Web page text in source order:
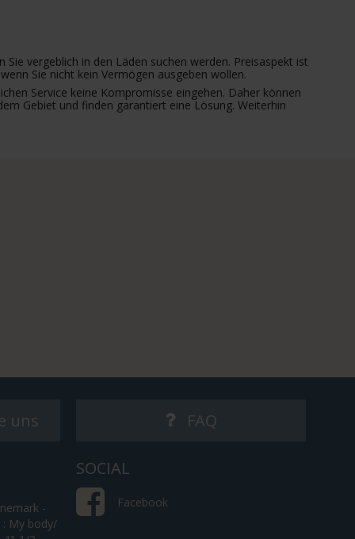
vergeblich in den Läden suchen werden. Preisaspekt ist
Sie nicht kein Vermögen ausgeben wollen.
Service keine Kompromisse eingehen. Daher können
Gebiet und finden garantiert eine Lösung. Weiterhin
uns FAQ
-
: My body/
SOCIAL
Facebook